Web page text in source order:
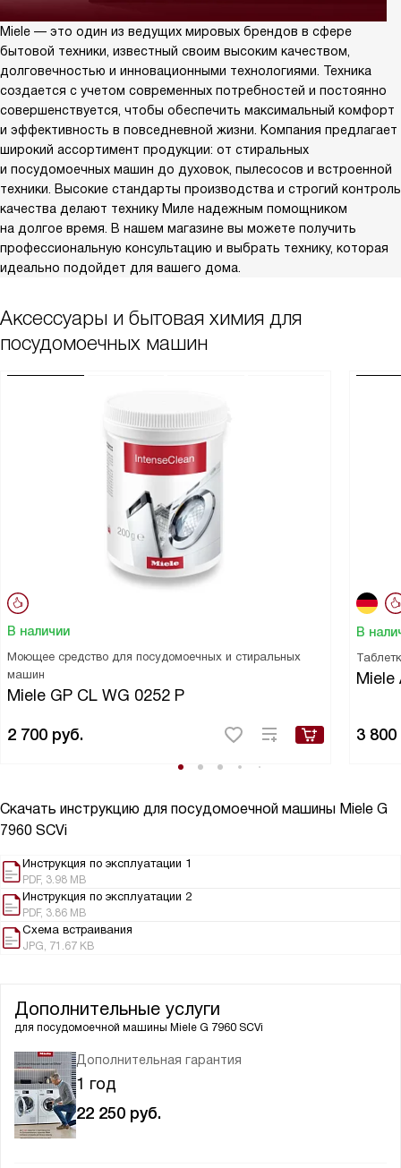
Miele — это один из ведущих мировых брендов в сфере
бытовой техники, известный своим высоким качеством,
долговечностью и инновационными технологиями. Техника
создается с учетом современных потребностей и постоянно
совершенствуется, чтобы обеспечить максимальный комфорт
и эффективность в повседневной жизни. Компания предлагает
широкий ассортимент продукции: от стиральных
и посудомоечных машин до духовок, пылесосов и встроенной
техники. Высокие стандарты производства и строгий контроль
качества делают технику Миле надежным помощником
на долгое время. В нашем магазине вы можете получить
профессиональную консультацию и выбрать технику, которая
идеально подойдет для вашего дома.
Аксессуары и бытовая химия для
посудомоечных машин
В наличии
Моющее средство для посудомоечных и стиральных
машин
Miele GP CL WG 0252 P
2 700 руб.
В
Miele
3 800
Скачать инструкцию для посудомоечной машины Miele G
7960 SCVi
Инструкция по эксплуатации 1
PDF, 3.98 MB
Инструкция по эксплуатации 2
PDF, 3.86 MB
Схема встраивания
JPG, 71.67 KB
Дополнительные услуги
для посудомоечной машины Miele G 7960 SCVi
Дополнительная гарантия
1 год
22 250 руб.